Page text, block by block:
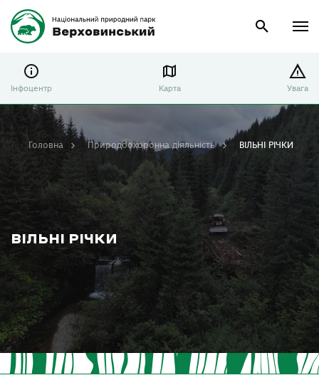
Інфоцентр Карта Увага
ВІЛЬНІ РІЧКИ
Головна Природоохоронна діяльність ВІЛЬНІ РІЧКИ